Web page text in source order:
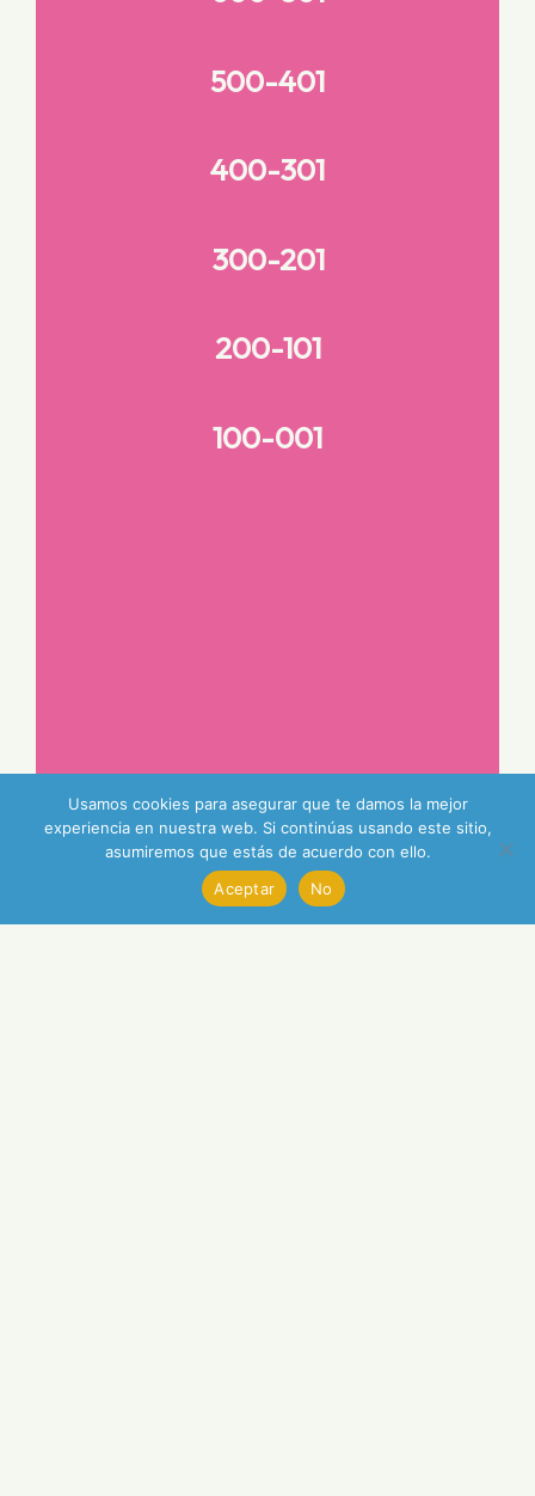
500-401
400-301
300-201
200-101
100-001
Usamos cookies para asegurar que te damos la mejor
experiencia en nuestra web. Si continúas usando este sitio,
asumiremos que estás de acuerdo con ello.
Aceptar
No